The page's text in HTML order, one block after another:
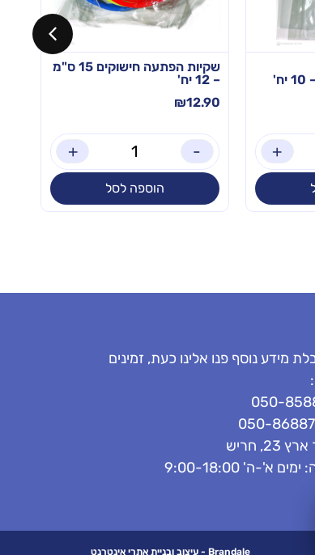
+
שקיות הפתעה חישוקים 15 ס"מ
– 12 יח'
₪12.90
-
+
הוספה לסל
מידע נוסף פנו אלינו כעת, זמינים
חריש
א'-ה' 9:00-18:00
Brandale - עיצוב ובניית אתרי אינטרנט